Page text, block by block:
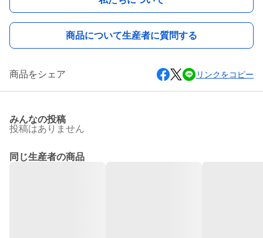
商品について生産者に質問する
商品をシェア リンクをコピー
みんなの投稿
投稿はありません
同じ生産者の商品